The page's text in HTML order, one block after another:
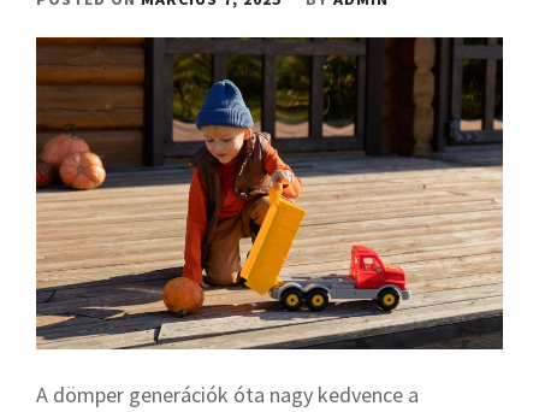
A dömper generációk óta nagy kedvence a